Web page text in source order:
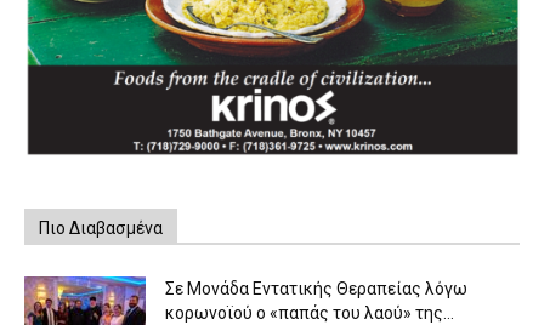
Πιο Διαβασμένα
Σε Μονάδα Εντατικής Θεραπείας λόγω
κορωνοϊού ο «παπάς του λαού» της...